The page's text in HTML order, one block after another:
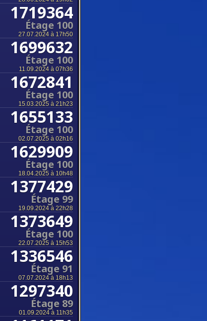
1719364
Étage 100
27.07.2024 à 17h50
1699632
Étage 100
11.09.2024 à 07h36
1672841
Étage 100
15.03.2025 à 21h23
1655133
Étage 100
02.07.2025 à 02h16
1629909
Étage 100
18.04.2025 à 10h48
1377429
Étage 99
19.09.2024 à 22h28
1373649
Étage 100
22.07.2025 à 15h53
1336546
Étage 91
07.07.2024 à 18h13
1297340
Étage 89
01.09.2024 à 11h35